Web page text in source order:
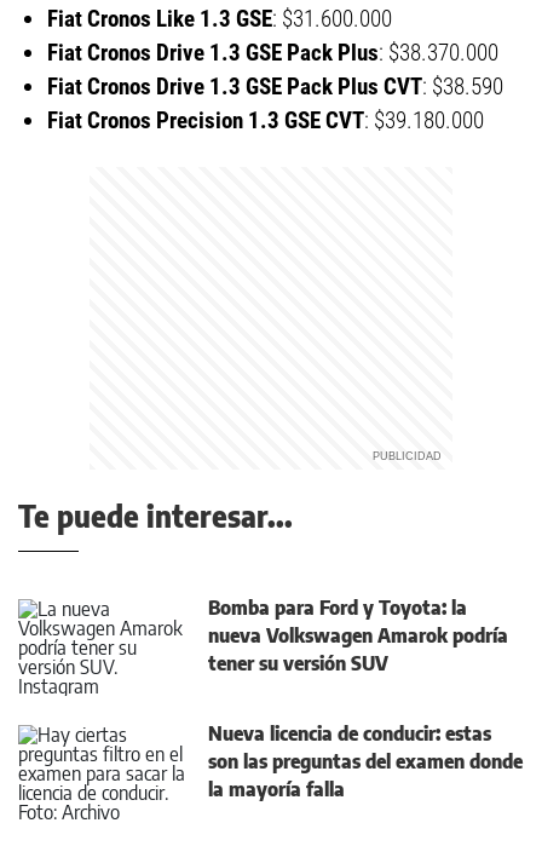
Fiat Cronos Like 1.3 GSE: $31.600.000
Fiat Cronos Drive 1.3 GSE Pack Plus: $38.370.000
Fiat Cronos Drive 1.3 GSE Pack Plus CVT: $38.590
Fiat Cronos Precision 1.3 GSE CVT: $39.180.000
Te puede interesar...
Bomba para Ford y Toyota: la
nueva Volkswagen Amarok podría
tener su versión SUV
Nueva licencia de conducir: estas
son las preguntas del examen donde
la mayoría falla